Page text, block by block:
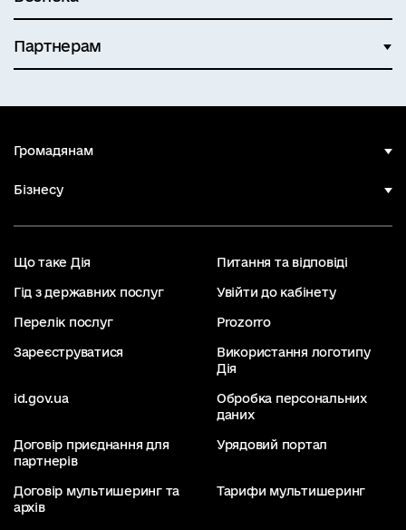
Партнерам
Громадянам
Бізнесу
Що таке Дія Питання та відповіді
Гід з державних послуг Увійти до кабінету
Перелік послуг Prozorro
Зареєструватися
Використання логотипу
Дія
id.gov.ua
Обробка персональних
даних
Договір приєднання для
партнерів
Урядовий портал
Договір мультишеринг та
архів
Тарифи мультишеринг